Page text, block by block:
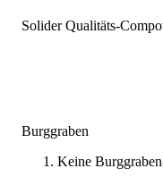
Solider Qualitäts-
Burggraben
Keine